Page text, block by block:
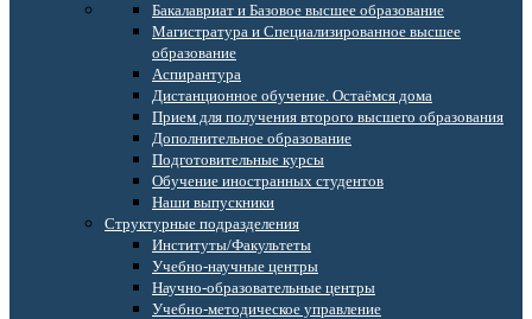
Бакалавриат и Базовое высшее образование
Магистратура и Специализированное высшее
образование
Аспирантура
Дистанционное обучение. Остаёмся дома
Прием для получения второго высшего образования
Дополнительное образование
Подготовительные курсы
Обучение иностранных студентов
Наши выпускники
Структурные подразделения
Институты/Факультеты
Учебно-научные центры
Научно-образовательные центры
Учебно-методическое управление